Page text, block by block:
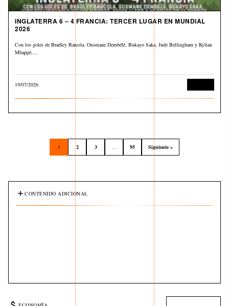
INGLATERRA 6 – 4 FRANCIA: TERCER LUGAR EN MUNDIAL
2026
Con los goles de Bradley Barcola, Ousmane Dembélé, Bukayo Saka, Jude Bellingham y Kylian
Mbappé,…
19/07/2026
1 2 3 … 95 Siguiente »
CONTENIDO ADICIONAL